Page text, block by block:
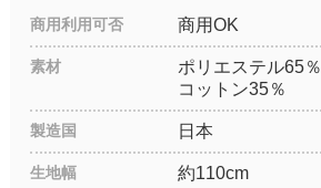
商用利用可否 商用OK
素材
ポリエステル65％
コットン35％
製造国 日本
生地幅 約110cm